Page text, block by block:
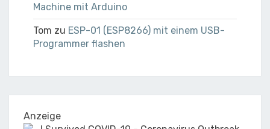
Machine mit Arduino
Tom zu ESP-01 (ESP8266) mit einem USB-
Programmer flashen
Anzeige